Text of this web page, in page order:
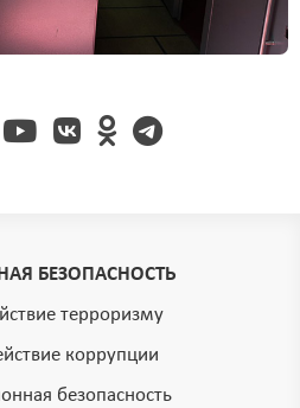
БЕЗОПАСНОСТЬ
терроризму
коррупции
безопасность